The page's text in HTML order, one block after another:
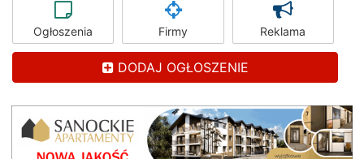
Ogłoszenia Firmy Reklama
DODAJ OGŁOSZENIE